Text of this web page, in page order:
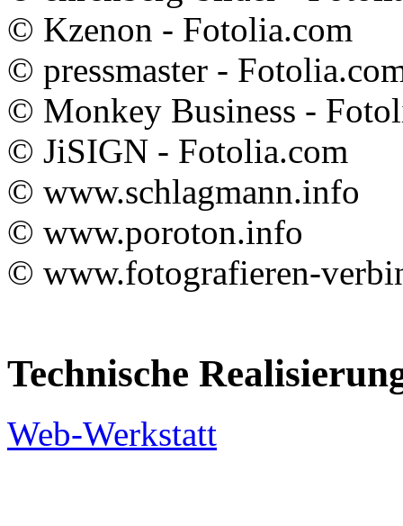
© Kzenon - Fotolia.com
© pressmaster -
© Monkey Business -
© JiSIGN - Fotolia.com
© www.schlagmann.info
© www.poroton.info
© www.fotografieren-
Technische
Web-Werkstatt